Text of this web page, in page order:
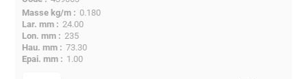
0.180
24.00
235
73.30
1.00